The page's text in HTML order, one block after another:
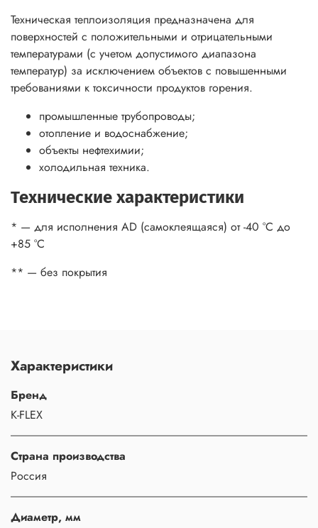
Техническая теплоизоляция предназначена для
поверхностей с положительными и отрицательными
температурами (с учетом допустимого диапазона
температур) за исключением объектов с повышенными
требованиями к токсичности продуктов горения.
промышленные трубопроводы;
отопление и водоснабжение;
объекты нефтехимии;
холодильная техника.
Технические характеристики
* — для исполнения AD (самоклеящаяся) от -40 °С до
+85 °С
** — без покрытия
Характеристики
Бренд
K-FLEX
Страна производства
Россия
Диаметр, мм